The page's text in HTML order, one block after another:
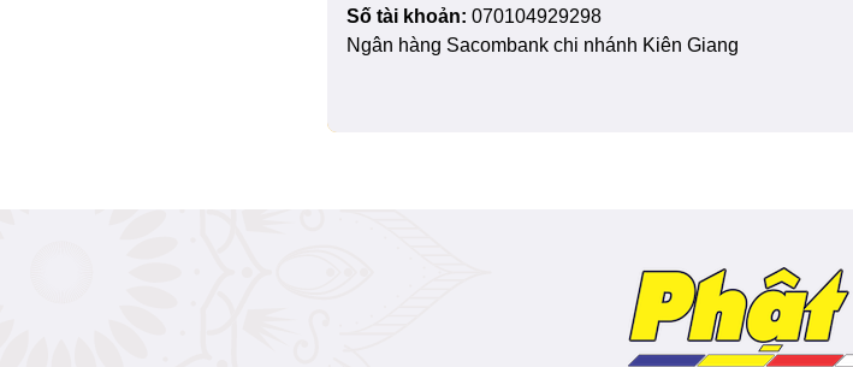
Số tài khoản: 070104929298
Ngân hàng Sacombank chi nhánh Kiên Giang